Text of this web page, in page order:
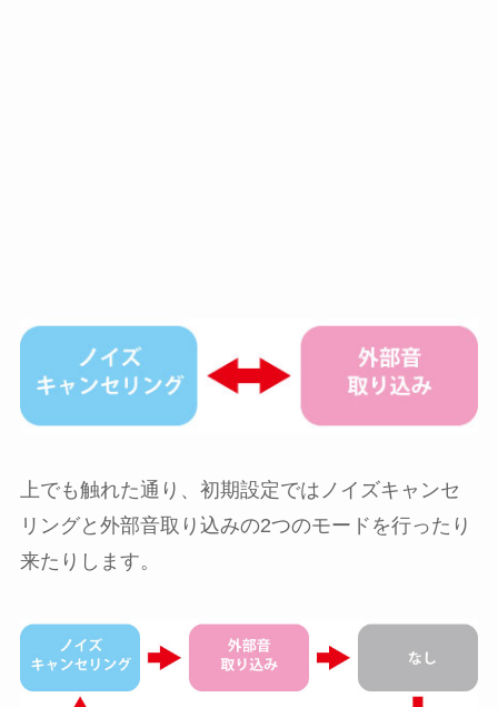
上でも触れた通り、初期設定ではノイズキャンセ
リングと外部音取り込みの2つのモードを行ったり
来たりします。